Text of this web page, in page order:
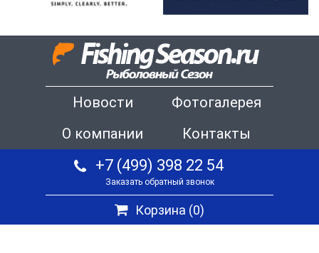
Новости
Фотогалерея
О компании
Контакты
+7 (499) 398 22 54
Заказать обратный звонок
Корзина (0)